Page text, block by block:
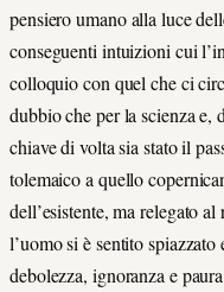
pensiero umano alla luce
conseguenti intuizioni cui
colloquio con quel che ci
dubbio che per la scienza e,
chiave di volta sia stato il
tolemaico a quello
dell’esistente, ma relegato
l’uomo si è sentito
debolezza, ignoranza e